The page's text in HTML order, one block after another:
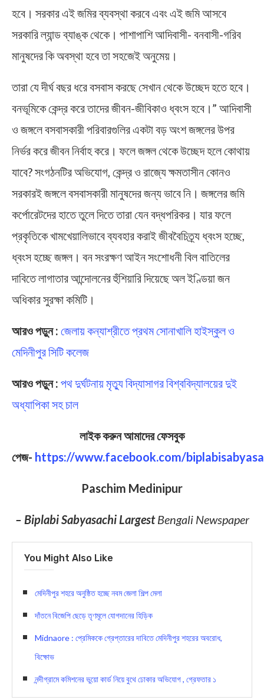
হবে। সরকার এই জমির ব্যবস্থা করবে এবং এই জমি আসবে
সরকারি ল্যান্ড ব্যাঙ্ক থেকে। পাশাপাশি আদিবাসী- বনবাসী-গরিব
মানুষদের কি অবস্থা হবে তা সহজেই অনুমেয়।
তারা যে দীর্ঘ বছর ধরে বসবাস করছে সেখান থেকে উচ্ছেদ হতে হবে।
বনভূমিকে কেন্দ্র করে তাদের জীবন-জীবিকাও ধ্বংস হবে।” আদিবাসী
ও জঙ্গলে বসবাসকারী পরিবারগুলির একটা বড় অংশ জঙ্গলের উপর
নির্ভর করে জীবন নির্বাহ করে। ফলে জঙ্গল থেকে উচ্ছেদ হলে কোথায়
যাবে? সংগঠনটির অভিযোগ, কেন্দ্র ও রাজ্যে ক্ষমতাসীন কোনও
সরকারই জঙ্গলে বসবাসকারী মানুষদের জন্য ভাবে নি। জঙ্গলের জমি
কর্পোরেটদের হাতে তুলে দিতে তারা যেন বদ্ধপরিকর। যার ফলে
প্রকৃতিকে খামখেয়ালিভাবে ব্যবহার করাই জীববৈচিত্র্য ধ্বংস হচ্ছে,
ধ্বংস হচ্ছে জঙ্গল। বন সংরক্ষণ আইন সংশোধনী বিল বাতিলের
দাবিতে লাগাতার আন্দোলনের হুঁশিয়ারি দিয়েছে অল ইণ্ডিয়া জন
অধিকার সুরক্ষা কমিটি।
আরও পড়ুন : জেলায় কন্যাশ্রীতে প্রথম সোনাখালি হাইস্কুল ও
মেদিনীপুর সিটি কলেজ
আরও পড়ুন : পথ দুর্ঘটনায় মৃত্যু বিদ্যাসাগর বিশ্ববিদ্যালয়ের দুই
অধ্যাপিকা সহ চাল
লাইক করুন আমাদের ফেসবুক
পেজ- https://www.facebook.com/
Paschim Medinipur
– Biplabi Sabyasachi LargestBengali Newspaper
You Might Also Like
মেদিনীপুর শহরে অনুষ্ঠিত হচ্ছে নবম জেলা শিল্প মেলা
দাঁতনে বিজেপি ছেড়ে তৃণমূলে যোগদানের হিড়িক
Midnaore : প্রেমিককে গ্রেপ্তারের দাবিতে মেদিনীপুর শহরের অবরোধ,
বিক্ষোভ
নন্দীগ্রামে কমিশনের ভুয়ো কার্ড নিয়ে বুথে ঢোকার অভিযোগ , গ্রেফতার ১